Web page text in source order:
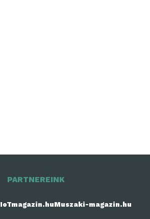
PARTNEREINK
IoTmagazin.huMuszaki-magazin.hu